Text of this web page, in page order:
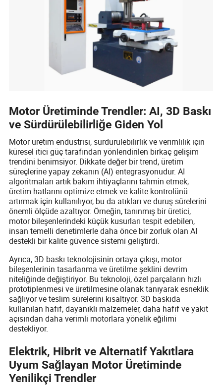
Motor Üretiminde Trendler: AI, 3D Baskı
ve Sürdürülebilirliğe Giden Yol
Motor üretim endüstrisi, sürdürülebilirlik ve verimlilik için
küresel itici güç tarafından yönlendirilen birkaç gelişim
trendini benimsiyor. Dikkate değer bir trend, üretim
süreçlerine yapay zekanın (AI) entegrasyonudur. AI
algoritmaları artık bakım ihtiyaçlarını tahmin etmek,
üretim hatlarını optimize etmek ve kalite kontrolünü
artırmak için kullanılıyor, bu da atıkları ve duruş sürelerini
önemli ölçüde azaltıyor. Örneğin, tanınmış bir üretici,
motor bileşenlerindeki küçük kusurları tespit edebilen,
insan temelli denetimlerle daha önce bir zorluk olan AI
destekli bir kalite güvence sistemi geliştirdi.
Ayrıca, 3D baskı teknolojisinin ortaya çıkışı, motor
bileşenlerinin tasarlanma ve üretilme şeklini devrim
niteliğinde değiştiriyor. Bu teknoloji, özel parçaların hızlı
prototiplenmesi ve üretilmesine olanak tanıyarak esneklik
sağlıyor ve teslim sürelerini kısaltıyor. 3D baskıda
kullanılan hafif, dayanıklı malzemeler, daha hafif ve yakıt
açısından daha verimli motorlara yönelik eğilimi
destekliyor.
Elektrik, Hibrit ve Alternatif Yakıtlara
Uyum Sağlayan Motor Üretiminde
Yenilikçi Trendler